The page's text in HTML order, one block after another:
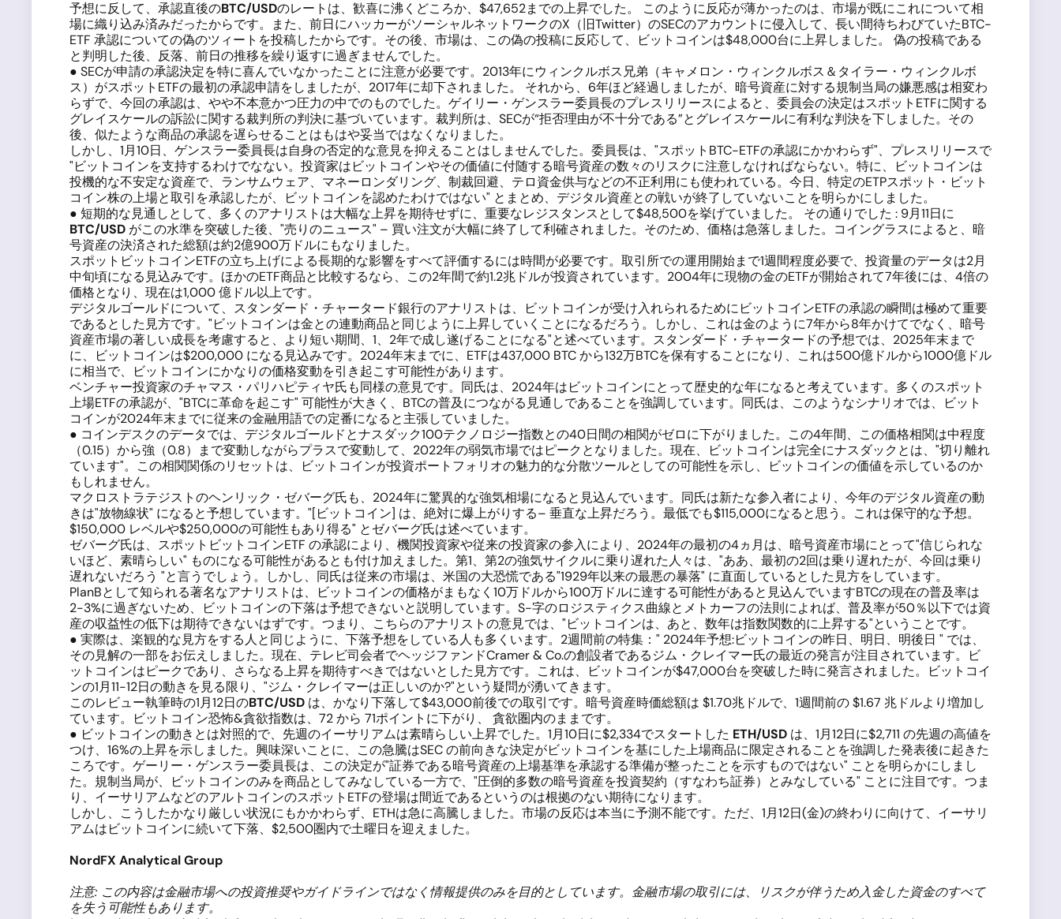
予想に反して、承認直後のBTC/USDのレートは、歓喜に沸くどころか、$47,652までの上昇でした。 このように反応が薄かったのは、市場が既にこれについて相
場に織り込み済みだったからです。また、前日にハッカーがソーシャルネットワークのX（旧Twitter）のSECのアカウントに侵入して、長い間待ちわびていたBTC-
ETF 承認についての偽のツィートを投稿したからです。その後、市場は、この偽の投稿に反応して、ビットコインは$48,000台に上昇しました。 偽の投稿である
と判明した後、反落、前日の推移を繰り返すに過ぎませんでした。
● SECが申請の承認決定を特に喜んでいなかったことに注意が必要です。2013年にウィンクルボス兄弟（キャメロン・ウィンクルボス＆タイラー・ウィンクルボ
ス）がスポットETFの最初の承認申請をしましたが、2017年に却下されました。 それから、6年ほど経過しましたが、暗号資産に対する規制当局の嫌悪感は相変わ
らずで、今回の承認は、やや不本意かつ圧力の中でのものでした。ゲイリー・ゲンスラー委員長のプレスリリースによると、委員会の決定はスポットETFに関する
グレイスケールの訴訟に関する裁判所の判決に基づいています。裁判所は、SECが“拒否理由が不十分である”とグレイスケールに有利な判決を下しました。その
後、似たような商品の承認を遅らせることはもはや妥当ではなくなりました。
しかし、1月10日、ゲンスラー委員長は自身の否定的な意見を抑えることはしませんでした。委員長は、"スポットBTC-ETFの承認にかかわらず"、プレスリリースで
"ビットコインを支持するわけでなない。投資家はビットコインやその価値に付随する暗号資産の数々のリスクに注意しなければならない。特に、ビットコインは
投機的な不安定な資産で、ランサムウェア、マネーロンダリング、制裁回避、テロ資金供与などの不正利用にも使われている。今日、特定のETPスポット・ビット
コイン株の上場と取引を承認したが、ビットコインを認めたわけではない" とまとめ、デジタル資産との戦いが終了していないことを明らかにしました。
● 短期的な見通しとして、多くのアナリストは大幅な上昇を期待せずに、重要なレジスタンスとして$48,500を挙げていました。 その通りでした : 9月11日に
BTC/USD がこの水準を突破した後、"売りのニュース" – 買い注文が大幅に終了して利確されました。そのため、価格は急落しました。コイングラスによると、暗
号資産の決済された総額は約2億900万ドルにもなりました。
スポットビットコインETFの立ち上げによる長期的な影響をすべて評価するには時間が必要です。取引所での運用開始まで1週間程度必要で、投資量のデータは2月
中旬頃になる見込みです。ほかのETF商品と比較するなら、この2年間で約1.2兆ドルが投資されています。2004年に現物の金のETFが開始されて7年後には、4倍の
価格となり、現在は1,000 億ドル以上です。
デジタルゴールドについて、スタンダード・チャータード銀行のアナリストは、ビットコインが受け入れられるためにビットコインETFの承認の瞬間は極めて重要
であるとした見方です。"ビットコインは金との連動商品と同じように上昇していくことになるだろう。しかし、これは金のように7年から8年かけてでなく、暗号
資産市場の著しい成長を考慮すると、より短い期間、1、2年で成し遂げることになる"と述べています。スタンダード・チャータードの予想では、2025年末まで
に、ビットコインは$200,000 になる見込みです。2024年末までに、ETFは437,000 BTC から132万BTCを保有することになり、これは500億ドルから1000億ドル
に相当で、ビットコインにかなりの価格変動を引き起こす可能性があります。
ベンチャー投資家のチャマス・パリハピティヤ氏も同様の意見です。同氏は、2024年はビットコインにとって歴史的な年になると考えています。多くのスポット
上場ETFの承認が、"BTCに革命を起こす" 可能性が大きく、BTCの普及につながる見通しであることを強調しています。同氏は、このようなシナリオでは、ビット
コインが2024年末までに従来の金融用語での定番になると主張していました。
● コインデスクのデータでは、デジタルゴールドとナスダック100テクノロジー指数との40日間の相関がゼロに下がりました。この4年間、この価格相関は中程度
（0.15）から強（0.8）まで変動しながらプラスで変動して、2022年の弱気市場ではピークとなりました。現在、ビットコインは完全にナスダックとは、"切り離れ
ています"。この相関関係のリセットは、ビットコインが投資ポートフォリオの魅力的な分散ツールとしての可能性を示し、ビットコインの価値を示しているのか
もしれません。
マクロストラテジストのヘンリック・ゼバーグ氏も、2024年に驚異的な強気相場になると見込んでいます。同氏は新たな参入者により、今年のデジタル資産の動
きは"放物線状" になると予想しています。"[ビットコイン] は、絶対に爆上がりする– 垂直な上昇だろう。最低でも$115,000になると思う。これは保守的な予想。
$150,000 レベルや$250,000の可能性もあり得る" とゼバーグ氏は述べています。
ゼバーグ氏は、スポットビットコインETF の承認により、機関投資家や従来の投資家の参入により、2024年の最初の4ヵ月は、暗号資産市場にとって"信じられな
いほど、素晴らしい" ものになる可能性があるとも付け加えました。第1、第2の強気サイクルに乗り遅れた人々は、"ああ、最初の2回は乗り遅れたが、今回は乗り
遅れないだろう "と言うでしょう。しかし、同氏は従来の市場は、米国の大恐慌である"1929年以来の最悪の暴落" に直面しているとした見方をしています。
PlanBとして知られる著名なアナリストは、ビットコインの価格がまもなく10万ドルから100万ドルに達する可能性があると見込んでいますBTCの現在の普及率は
2-3%に過ぎないため、ビットコインの下落は予想できないと説明しています。S-字のロジスティクス曲線とメトカーフの法則によれば、普及率が50％以下では資
産の収益性の低下は期待できないはずです。つまり、こちらのアナリストの意見では、"ビットコインは、あと、数年は指数関数的に上昇する"ということです。
● 実際は、楽観的な見方をする人と同じように、下落予想をしている人も多くいます。2週間前の特集：" 2024年予想:ビットコインの昨日、明日、明後日 " では、
その見解の一部をお伝えしました。現在、テレビ司会者でヘッジファンドCramer & Co.の創設者であるジム・クレイマー氏の最近の発言が注目されています。ビ
ットコインはピークであり、さらなる上昇を期待すべきではないとした見方です。これは、ビットコインが$47,000台を突破した時に発言されました。ビットコイ
ンの1月11-12日の動きを見る限り、"ジム・クレイマーは正しいのか?"という疑問が湧いてきます。
このレビュー執筆時の1月12日のBTC/USD は、かなり下落して$43,000前後での取引です。暗号資産時価総額は $1.70兆ドルで、1週間前の $1.67 兆ドルより増加し
ています。ビットコイン恐怖&貪欲指数は、72 から 71ポイントに下がり、 貪欲圏内のままです。
● ビットコインの動きとは対照的で、先週のイーサリアムは素晴らしい上昇でした。1月10日に$2,334でスタートした ETH/USD は、1月12日に$2,711 の先週の高値を
つけ、16%の上昇を示しました。興味深いことに、この急騰はSEC の前向きな決定がビットコインを基にした上場商品に限定されることを強調した発表後に起きた
ころです。ゲーリー・ゲンスラー委員長は、この決定が"証券である暗号資産の上場基準を承認する準備が整ったことを示すものではない" ことを明らかにしまし
た。規制当局が、ビットコインのみを商品としてみなしている一方で、"圧倒的多数の暗号資産を投資契約（すなわち証券）とみなしている" ことに注目です。つま
り、イーサリアムなどのアルトコインのスポットETFの登場は間近であるというのは根拠のない期待になります。
しかし、こうしたかなり厳しい状況にもかかわらず、ETHは急に高騰しました。市場の反応は本当に予測不能です。ただ、1月12日(金)の終わりに向けて、イーサリ
アムはビットコインに続いて下落、$2,500圏内で土曜日を迎えました。
NordFX Analytical Group
注意: この内容は金融市場への投資推奨やガイドラインではなく情報提供のみを目的としています。金融市場の取引には、リスクが伴うため入金した資金のすべて
を失う可能性もあります。